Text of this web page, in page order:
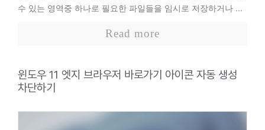
수 있는 영역중 하나로 필요한 파일들을 임시로 저장하거나 ...
Read more
윈도우 11 엣지 브라우저 바로가기 아이콘 자동 생성
차단하기